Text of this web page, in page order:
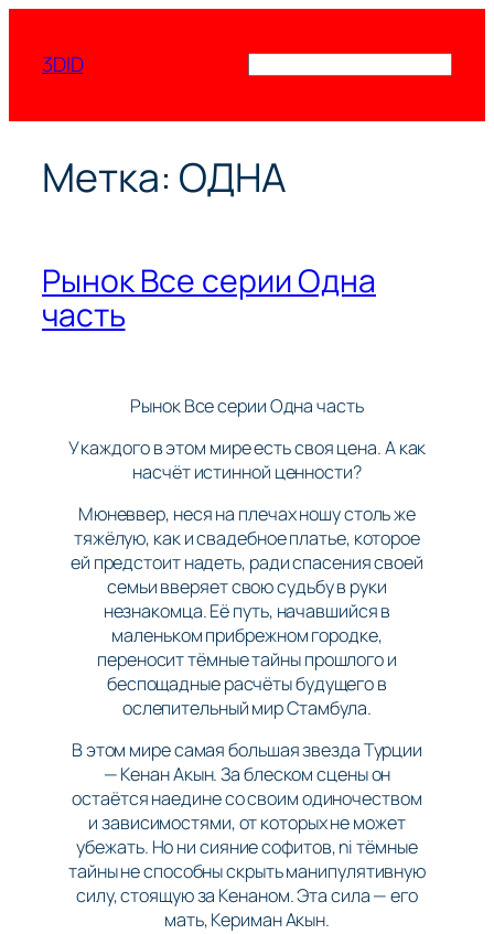
содержимому
3DID
Метка: ОДНА
Рынок Все серии Одна
часть
Рынок Все серии Одна часть
У каждого в этом мире есть своя цена. А как
насчёт истинной ценности?
Мюневвер, неся на плечах ношу столь же
тяжёлую, как и свадебное платье, которое
ей предстоит надеть, ради спасения своей
семьи вверяет свою судьбу в руки
незнакомца. Её путь, начавшийся в
маленьком прибрежном городке,
переносит тёмные тайны прошлого и
беспощадные расчёты будущего в
ослепительный мир Стамбула.
В этом мире самая большая звезда Турции
— Кенан Акын. За блеском сцены он
остаётся наедине со своим одиночеством
и зависимостями, от которых не может
убежать. Но ни сияние софитов, ni тёмные
тайны не способны скрыть манипулятивную
силу, стоящую за Кенаном. Эта сила — его
мать, Кериман Акын.